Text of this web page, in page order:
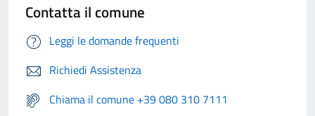
Contatta il comune
Leggi le domande frequenti
Richiedi Assistenza
Chiama il comune +39 080 310 7111